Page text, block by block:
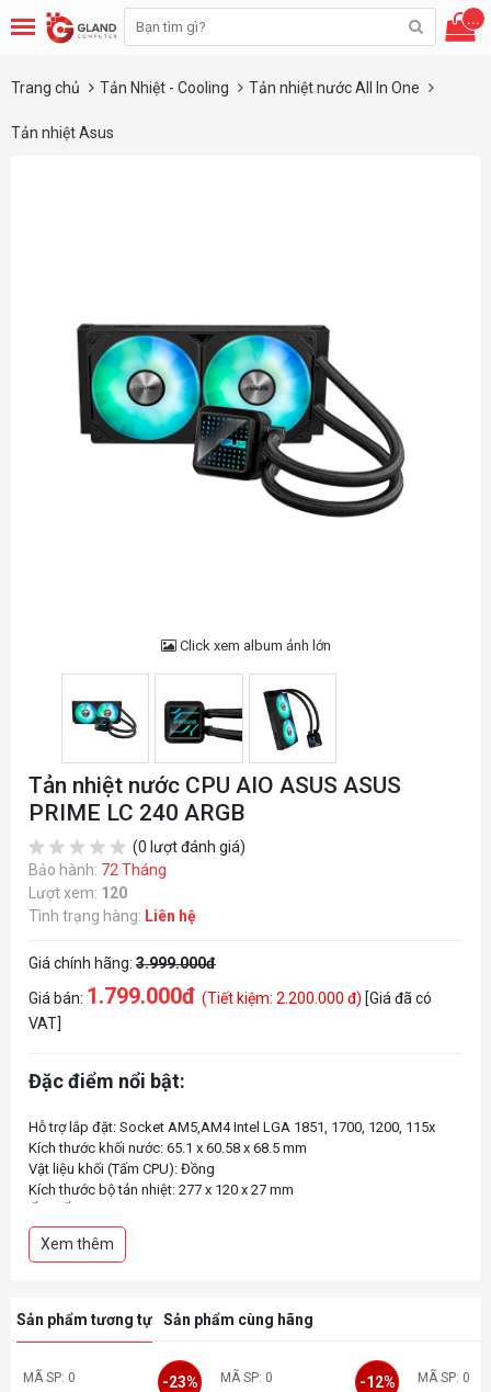
...
Trang chủ Tản Nhiệt - Cooling Tản nhiệt nước All In One
Tản nhiệt Asus
Click xem album ảnh lớn
Tản nhiệt nước CPU AIO ASUS ASUS
PRIME LC 240 ARGB
(0 lượt đánh giá)
Bảo hành: 72 Tháng
Lượt xem: 120
Tình trạng hàng: Liên hệ
Giá chính hãng: 3.999.000đ
Giá bán: 1.799.000đ (Tiết kiệm: 2.200.000 đ) [Giá đã có
VAT]
Đặc điểm nổi bật:
Hỗ trợ lắp đặt: Socket AM5,AM4 Intel LGA 1851, 1700, 1200, 115x
Kích thước khối nước: 65.1 x 60.58 x 68.5 mm
Vật liệu khối (Tấm CPU): Đồng
Kích thước bộ tản nhiệt: 277 x 120 x 27 mm
Xem thêm
Sản phẩm tương tự Sản phẩm cùng hãng
MÃ SP: 0 -23% MÃ SP: 0 -12% MÃ SP: 0